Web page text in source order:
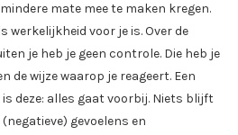
mate mee te maken kregen.
werkelijkheid voor je is. Over de
je heb je geen controle. Die heb je
de wijze waarop je reageert. Een
deze: alles gaat voorbij. Niets blijft
gevoelens en